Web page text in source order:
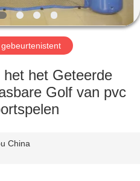
het Geteerde
Golf van pvc
China